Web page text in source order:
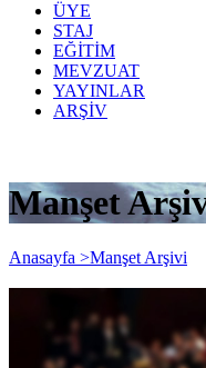
ÜYE
STAJ
EĞİTİM
MEVZUAT
YAYINLAR
ARŞİV
Manşet
Anasayfa >Manşet Arşivi